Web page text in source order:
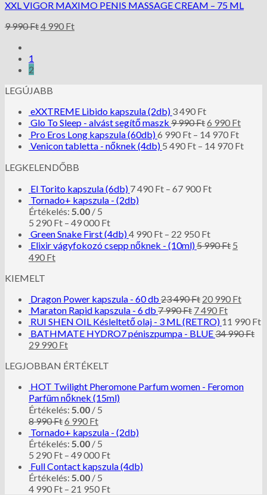
XXL VIGOR MAXIMO PENIS MASSAGE CREAM – 75 ML
9 990Ft4 990 Ft
1
2
LEGÚJABB
eXXTREME Libido kapszula (2db) 3 490 Ft
Glo To Sleep - alvást segítő maszk 9 990Ft6 990 Ft
Pro Eros Long kapszula (60db)6 990 Ft – 14 970 Ft
Venicon tabletta - nőknek (4db) 5 490 Ft – 14 970 Ft
LEGKELENDŐBB
El Torito kapszula (6db) 7 490 Ft – 67 900 Ft
Tornado+ kapszula - (2db)
Értékelés: 5.00 / 5
5 290 Ft – 49 000 Ft
Green Snake First (4db)4 990 Ft – 22 950 Ft
Elixir vágyfokozó csepp nőknek - (10ml)5 990Ft 5
490 Ft
KIEMELT
Dragon Power kapszula - 60 db 23 490Ft 20 990 Ft
Maraton Rapid kapszula - 6 db 7 990Ft 7 490 Ft
RUI SHEN OIL Késleltető olaj - 3 ML (RETRO) 11 990 Ft
BATHMATE HYDRO7 péniszpumpa - BLUE34 990Ft
29 990 Ft
LEGJOBBAN ÉRTÉKELT
HOT Twilight Pheromone Parfum women - Feromon
Parfüm nőknek (15ml)
Értékelés: 5.00 / 5
8 990Ft6 990 Ft
Tornado+ kapszula - (2db)
Értékelés: 5.00 / 5
5 290 Ft – 49 000 Ft
Full Contact kapszula (4db)
Értékelés: 5.00 / 5
4 990 Ft – 21 950 Ft